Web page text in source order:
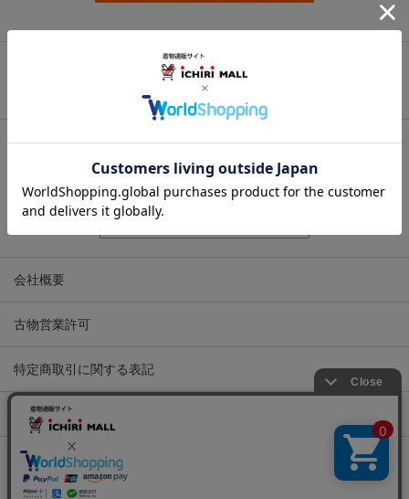
ページトップへ
関連サイト
会社概要
古物営業許可
特定商取引に関する表記
プライバシーポリシー